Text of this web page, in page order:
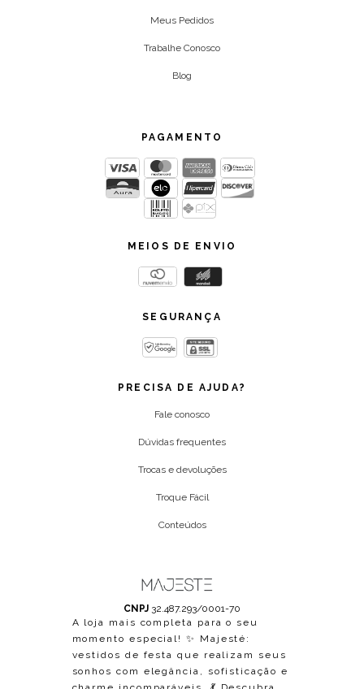
Meus Pedidos
Trabalhe Conosco
Blog
PAGAMENTO
MEIOS DE ENVIO
SEGURANÇA
PRECISA DE AJUDA?
Fale conosco
Dúvidas frequentes
Trocas e devoluções
Troque Fácil
Conteúdos
CNPJ 32.487.293/0001-70
A loja mais completa para o seu
momento especial! ✨ Majesté:
vestidos de festa que realizam seus
sonhos com elegância, sofisticação e